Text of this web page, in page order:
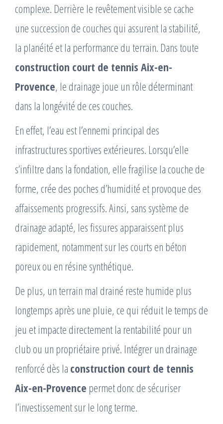
complexe. Derrière le revêtement visible se cache
une succession de couches qui assurent la stabilité,
la planéité et la performance du terrain. Dans toute
construction court de tennis Aix-en-
Provence, le drainage joue un rôle déterminant
dans la longévité de ces couches.
En effet, l’eau est l’ennemi principal des
infrastructures sportives extérieures. Lorsqu’elle
s’infiltre dans la fondation, elle fragilise la couche de
forme, crée des poches d’humidité et provoque des
affaissements progressifs. Ainsi, sans système de
drainage adapté, les fissures apparaissent plus
rapidement, notamment sur les courts en béton
poreux ou en résine synthétique.
De plus, un terrain mal drainé reste humide plus
longtemps après une pluie, ce qui réduit le temps de
jeu et impacte directement la rentabilité pour un
club ou un propriétaire privé. Intégrer un drainage
renforcé dès la construction court de tennis
Aix-en-Provence permet donc de sécuriser
l’investissement sur le long terme.